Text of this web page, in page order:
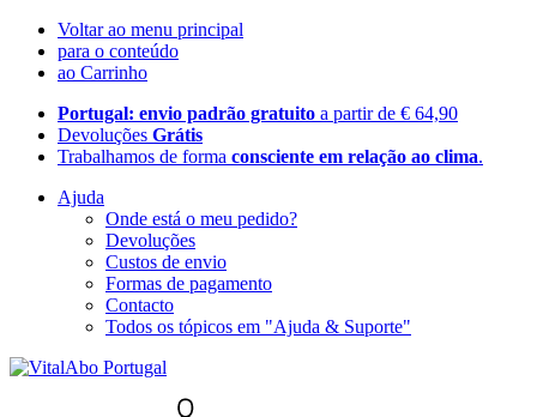
Voltar ao menu principal
para o conteúdo
ao Carrinho
Portugal: envio padrão gratuito a partir de € 64,90
Devoluções Grátis
Trabalhamos de forma consciente em relação ao clima.
Ajuda
Onde está o meu pedido?
Devoluções
Custos de envio
Formas de pagamento
Contacto
Todos os tópicos em "Ajuda & Suporte"